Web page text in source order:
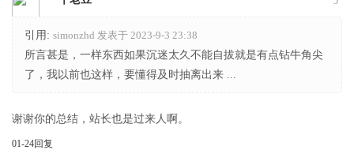
引用: simonzhd 发表于 2023-9-3 23:38
所言甚是，一样东西如果沉迷太久不能自拔就是有点钻牛角尖
了，我以前也这样，要懂得及时抽离出来 ...
谢谢你的总结，站长也是过来人啊。
01-24回复